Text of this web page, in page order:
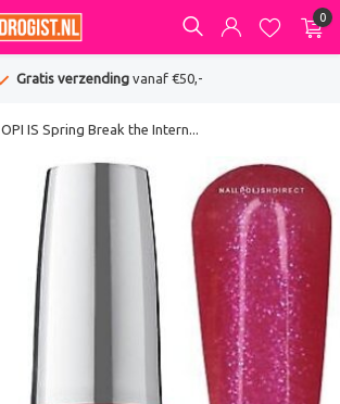
0
Gratis verzendingvanaf €50,-
OPI IS Spring Break the Intern...